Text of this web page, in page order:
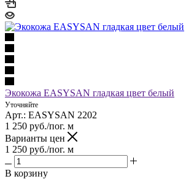
Экокожа EASYSAN гладкая цвет белый
Уточняйте
Арт.: EASYSAN 2202
1 250 руб./пог. м
Варианты цен
1 250 руб./пог. м
В корзину